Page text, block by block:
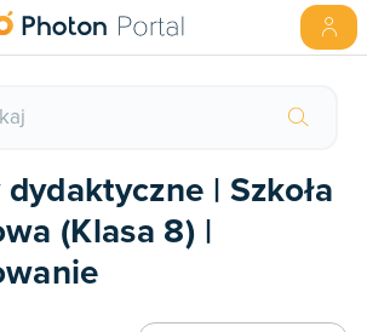
| Szkoła
(Klasa 8) |